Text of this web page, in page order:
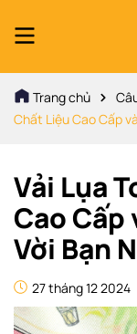
Trang chủ
Chất Liệu Cao Cấp
Vải Lụa
Cao
Vời Bạn
27 tháng 12 2024